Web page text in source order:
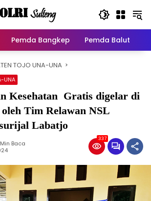
Pemda Bangkep Pemda Balut
TOJO UNA-UNA
UNA
Kesehatan Gratis digelar di
oleh Tim Relawan NSL
Labatjo
Min Baca
337